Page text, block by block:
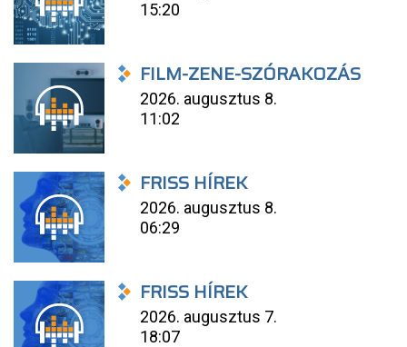
15:20
FILM-ZENE-SZÓRAKOZÁS
2026. augusztus 8.
11:02
FRISS HÍREK
2026. augusztus 8.
06:29
FRISS HÍREK
2026. augusztus 7.
18:07